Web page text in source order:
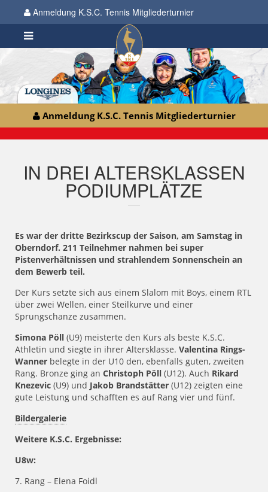
Anmeldung K.S.C. Tennis Mitgliederturnier
Anmeldung K.S.C. Tennis Mitgliederturnier
IN DREI ALTERSKLASSEN
PODIUMPLÄTZE
Es war der dritte Bezirkscup der Saison, am Samstag in
Oberndorf. 211 Teilnehmer nahmen bei super
Pistenverhältnissen und strahlendem Sonnenschein an
dem Bewerb teil.
Der Kurs setzte sich aus einem Slalom mit Boys, einem RTL
über zwei Wellen, einer Steilkurve und einer
Sprungschanze zusammen.
Simona Pöll (U9) meisterte den Kurs als beste K.S.C.
Athletin und siegte in ihrer Altersklasse. Valentina Rings-
Wanner belegte in der U10 den, ebenfalls guten, zweiten
Rang. Bronze ging an Christoph Pöll (U12). Auch Rikard
Knezevic (U9) und Jakob Brandstätter (U12) zeigten eine
gute Leistung und schafften es auf Rang vier und fünf.
Bildergalerie
Weitere K.S.C. Ergebnisse:
U8w:
7. Rang – Elena Foidl